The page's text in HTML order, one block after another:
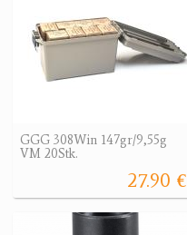
GGG 308Win 147gr/9,55g
VM 20Stk.
27.90 €